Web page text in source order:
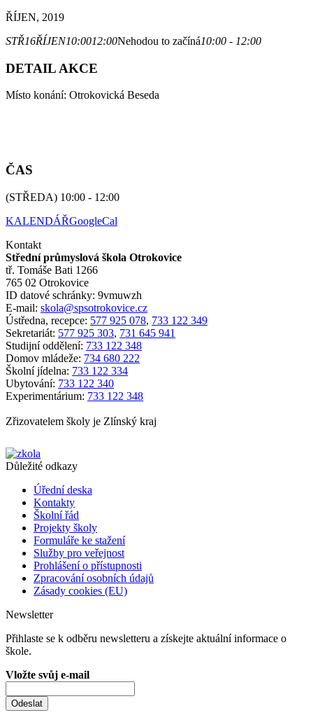
ŘÍJEN, 2019
STŘ16ŘÍJEN10:0012:00Nehodou to začíná10:00 - 12:00
DETAIL AKCE
Místo konání: Otrokovická Beseda
ČAS
(STŘEDA) 10:00 - 12:00
KALENDÁŘGoogleCal
Kontakt
Střední průmyslová škola Otrokovice
tř. Tomáše Bati 1266
765 02 Otrokovice
ID datové schránky: 9vmuwzh
E-mail: skola@spsotrokovice.cz
Ústředna, recepce: 577 925 078, 733 122 349
Sekretariát: 577 925 303, 731 645 941
Studijní oddělení: 733 122 348
Domov mládeže: 734 680 222
Školní jídelna: 733 122 334
Ubytování: 733 122 340
Experimentárium: 733 122 348
Zřizovatelem školy je Zlínský kraj
Důležité odkazy
Úřední deska
Kontakty
Školní řád
Projekty školy
Formuláře ke stažení
Služby pro veřejnost
Prohlášení o přístupnosti
Zpracování osobních údajů
Zásady cookies (EU)
Newsletter
Přihlaste se k odběru newsletteru a získejte aktuální informace o
škole.
Vložte svůj e-mail
Odeslat